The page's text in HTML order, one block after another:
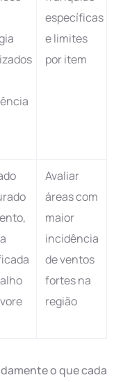
específicas
e limites
por item
Avaliar
áreas com
maior
incidência
de ventos
fortes na
região
o que cada